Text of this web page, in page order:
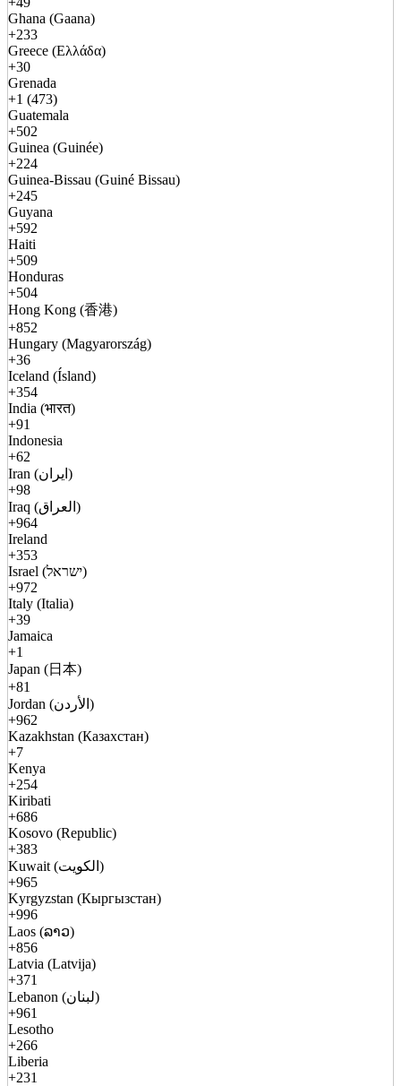
Ghana (Gaana)
+233
Greece (Ελλάδα)
+30
Grenada
+1 (473)
Guatemala
+502
Guinea (Guinée)
+224
Guinea-Bissau (Guiné Bissau)
+245
Guyana
+592
Haiti
+509
Honduras
+504
Hong Kong (香港)
+852
Hungary (Magyarország)
+36
Iceland (Ísland)
+354
India (भारत)
+91
Indonesia
+62
Iran (ایران)
+98
Iraq (العراق)
+964
Ireland
+353
Israel (ישראל)
+972
Italy (Italia)
+39
Jamaica
+1
Japan (日本)
+81
Jordan (الأردن)
+962
Kazakhstan (Казахстан)
+7
Kenya
+254
Kiribati
+686
Kosovo (Republic)
+383
Kuwait (الكويت)
+965
Kyrgyzstan (Кыргызстан)
+996
Laos (ລາວ)
+856
Latvia (Latvija)
+371
Lebanon (لبنان)
+961
Lesotho
+266
Liberia
+231